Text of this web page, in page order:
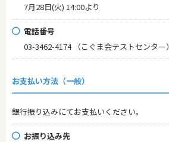
7月28日(火) 14:00より
電話番号
03-3462-4174 （こぐま会テストセンター）
お支払い方法（一般）
銀行振り込みにてお支払いください。
お振り込み先